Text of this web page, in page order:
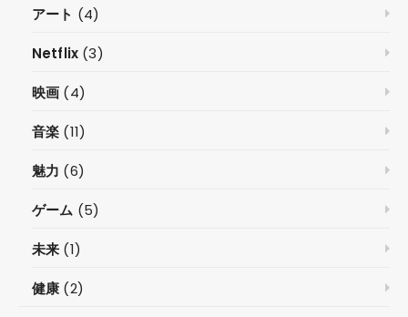
アート (4)
Netflix (3)
映画 (4)
音楽 (11)
魅力 (6)
ゲーム (5)
未来 (1)
健康 (2)